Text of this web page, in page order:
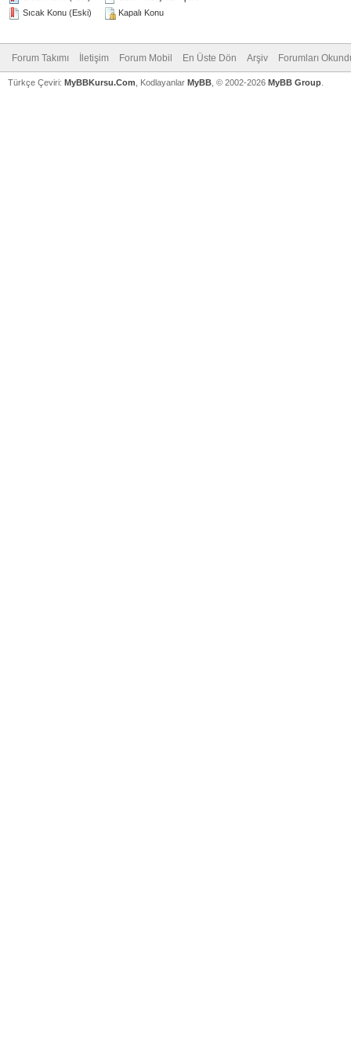
Sıcak Konu (Eski)
Kapalı Konu
Forum Takımı İletişim Forum Mobil En Üste Dön Arşiv Forumları
Türkçe Çeviri: MyBBKursu.Com , Kodlayanlar MyBB , © 2002-2026 MyBB Group